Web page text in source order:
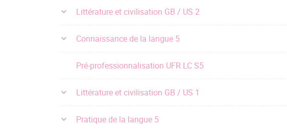
Littérature et civilisation GB / US 2
Connaissance de la langue 5
Pré-professionnalisation UFR LC S5
Littérature et civilisation GB / US 1
Pratique de la langue 5